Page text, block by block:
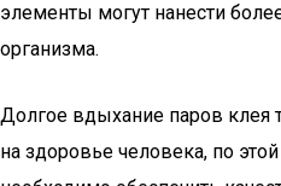
элементы могут нанести
организма.
Долгое вдыхание паров клея
на здоровье человека, по